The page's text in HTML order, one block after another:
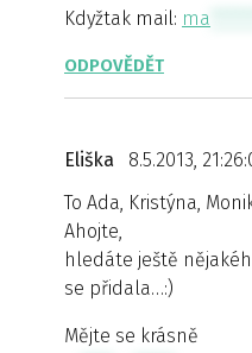
Kdyžtak mail: ma
ODPOVĚDĚT
Eliška
8.5.2013,
To Ada, Kristýna,
Ahojte,
hledáte ještě
se přidala…:)
Mějte se krásně